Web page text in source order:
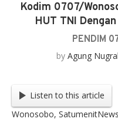
Kodim 0707/
HUT TNI
PENDIM
by Agung
Listen to this article
Wonosobo,